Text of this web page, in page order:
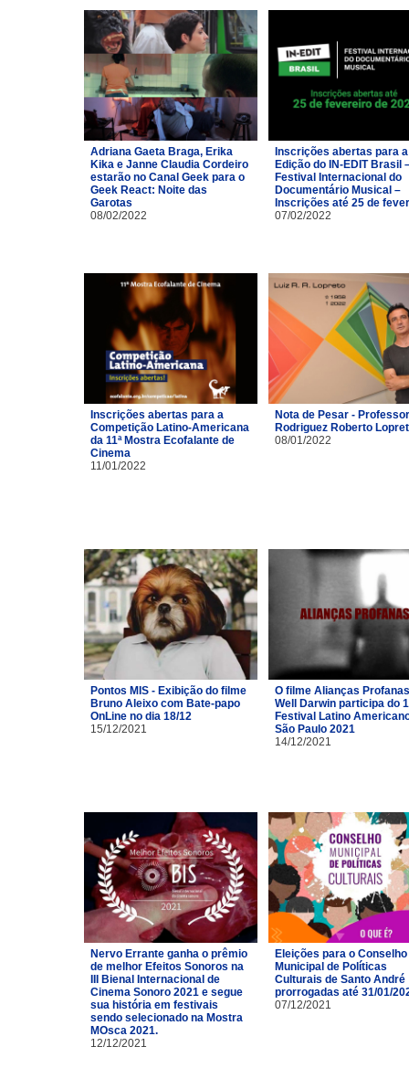
Adriana Gaeta Braga, Erika
Kika e Janne Claudia Cordeiro
estarão no Canal Geek para o
Geek React: Noite das
Garotas
08/02/2022
Inscrições abertas para a
Edição do IN-EDIT Brasil
Festival Internacional do
Documentário Musical –
Inscrições até 25 de
07/02/2022
Inscrições abertas para a
Competição Latino-Americana
da 11ª Mostra Ecofalante de
Cinema
11/01/2022
Nota de Pesar -
Rodriguez Roberto
08/01/2022
Pontos MIS - Exibição do filme
Bruno Aleixo com Bate-papo
OnLine no dia 18/12
15/12/2021
O filme Alianças
Well Darwin participa do
Festival Latino
São Paulo 2021
14/12/2021
Nervo Errante ganha o prêmio
de melhor Efeitos Sonoros na
III Bienal Internacional de
Cinema Sonoro 2021 e segue
sua história em festivais
sendo selecionado na Mostra
MOsca 2021.
12/12/2021
Eleições para o Conselho
Municipal de Políticas
Culturais de Santo André
prorrogadas até 31/01/
07/12/2021